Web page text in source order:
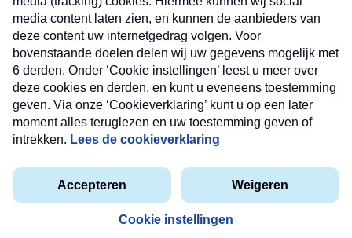
Privacyverklaring
Cookieverklaring
Kwetsbaarheid melden
Copyright © 2026 MAX Vandaag - Omroep MAX
Nieuwsbrief
Neem hier een gratis abonnement op onze
nieuwsbrief. Elke vrijdag- en dinsdagochtend in uw